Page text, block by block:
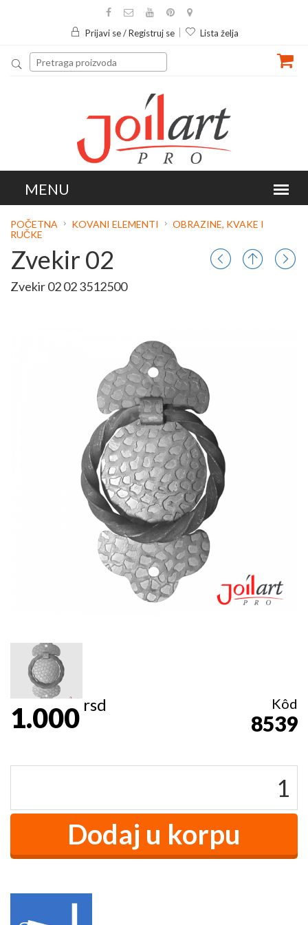
Prijavi se / Registruj se Lista želja
POČETNA KOVANI ELEMENTI
OBRAZINE, KVAKE I
RUČKE
Zvekir 02
Zvekir 02 02 3512500
1.000rsd Kôd
8539